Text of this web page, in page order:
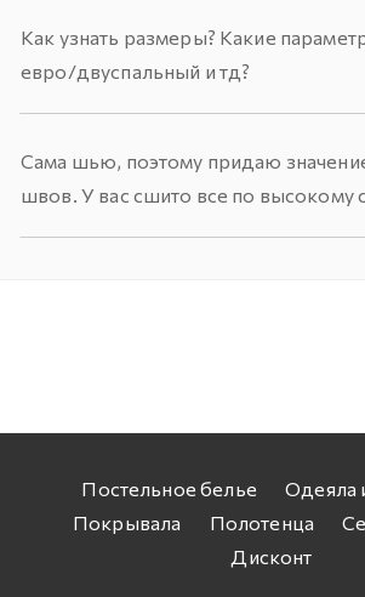
Как узнать размеры? Какие
евро/двуспальный и тд?
Сама шью, поэтому придаю
швов. У вас сшито все по высокому
Постельное белье
Одеяла
Покрывала
Полотенца
Дисконт